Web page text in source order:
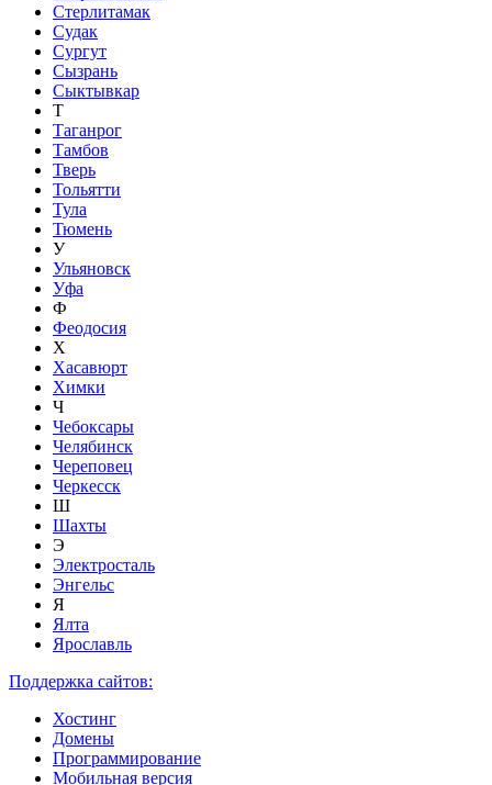
Стерлитамак
Судак
Сургут
Сызрань
Сыктывкар
Т
Таганрог
Тамбов
Тверь
Тольятти
Тула
Тюмень
У
Ульяновск
Уфа
Ф
Феодосия
Х
Хасавюрт
Химки
Ч
Чебоксары
Челябинск
Череповец
Черкесск
Ш
Шахты
Э
Электросталь
Энгельс
Я
Ялта
Ярославль
Поддержка сайтов:
Хостинг
Домены
Программирование
Мобильная версия